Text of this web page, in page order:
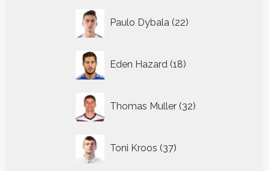
Paulo Dybala 22
producten
Eden Hazard 18
producten
Thomas Muller 32
producten
Toni Kroos 37
producten